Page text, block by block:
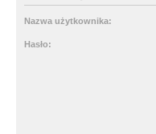
Nazwa użytkownika:
Hasło: